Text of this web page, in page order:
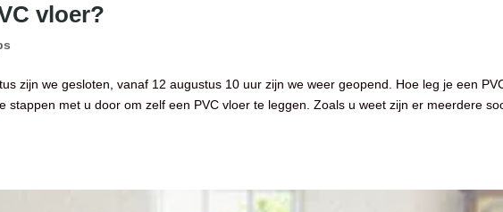
vloer?
zijn we gesloten, vanaf 12 augustus 10 uur zijn we weer geopend. Hoe leg je een
stappen met u door om zelf een PVC vloer te leggen. Zoals u weet zijn er meerdere